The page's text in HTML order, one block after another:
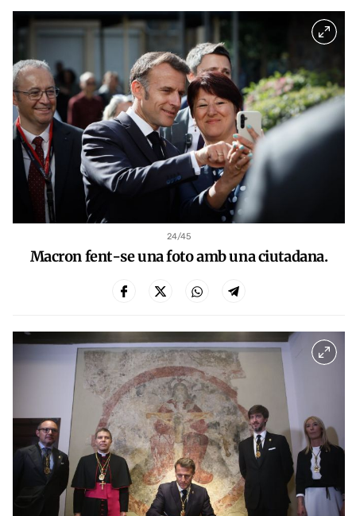
24/45
Macron fent-se una foto amb una ciutadana.